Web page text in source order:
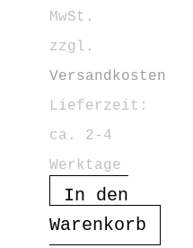
MwSt.
zzgl.
Versandkosten
Lieferzeit:
ca. 2-4
Werktage
In den
Warenkorb